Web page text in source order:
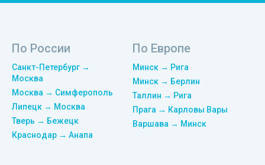
По России
Санкт-Петербург →
Москва
Москва → Симферополь
Липецк → Москва
Тверь → Бежецк
Краснодар → Анапа
По Европе
Минск → Рига
Минск → Берлин
Таллин → Рига
Прага → Карловы Вары
Варшава → Минск